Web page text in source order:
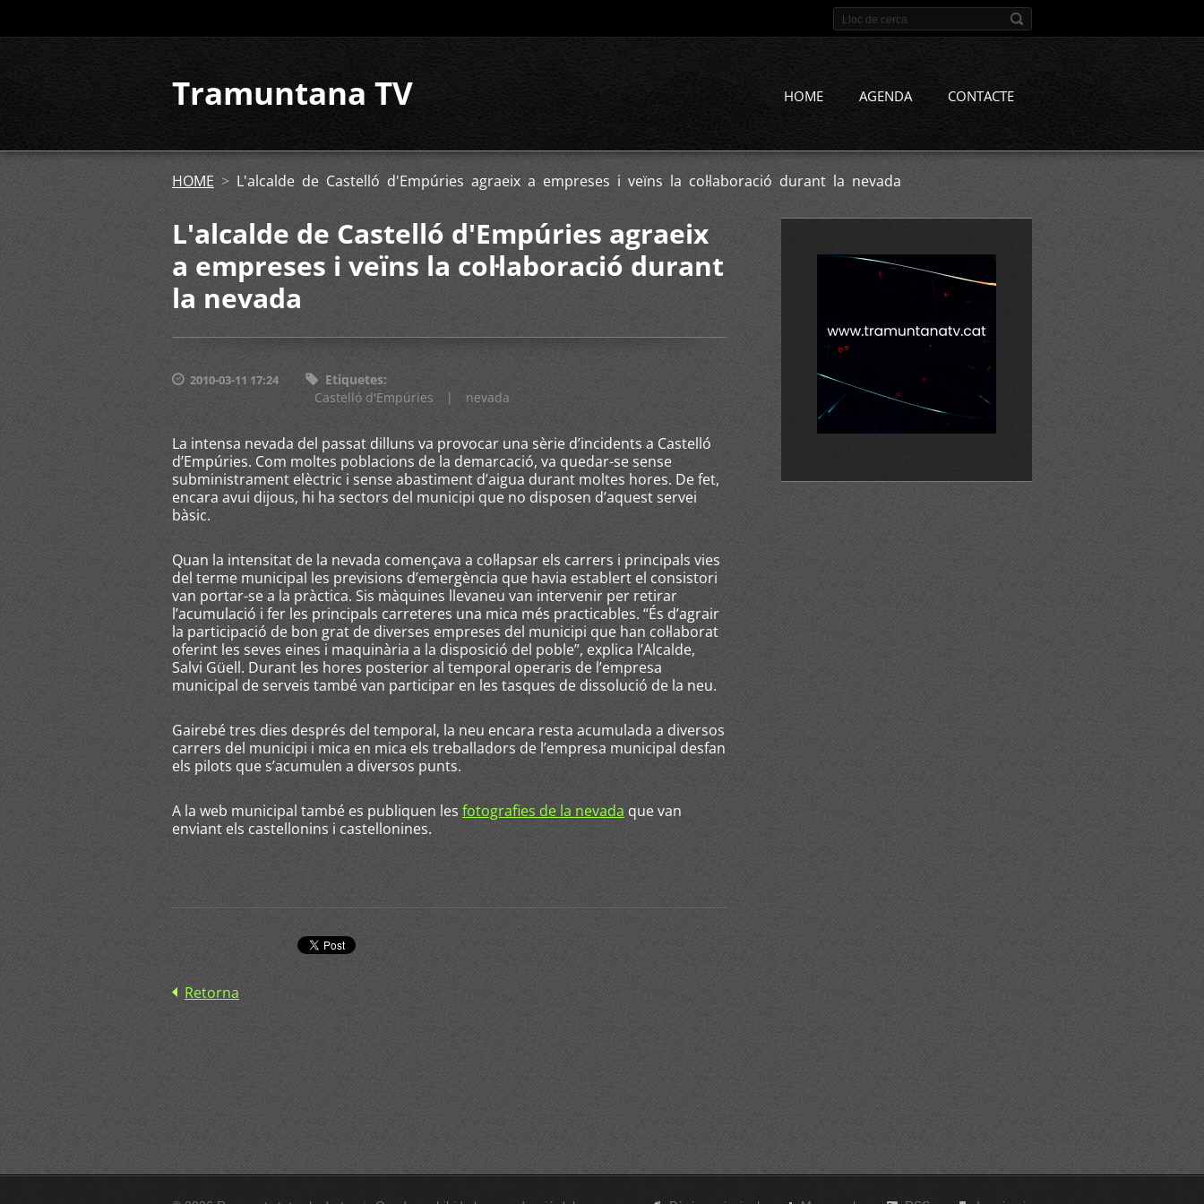
Tramuntana TV HOME AGENDA CONTACTE
HOME > L'alcalde de Castelló d'Empúries agraeix a empreses i veïns la col·laboració durant la nevada
L'alcalde de Castelló d'Empúries agraeix
a empreses i veïns la col·laboració durant
la nevada
2010-03-11 17:24 Etiquetes:
Castelló d'Empúries
| nevada
La intensa nevada del passat dilluns va provocar una sèrie d’incidents a Castelló
d’Empúries. Com moltes poblacions de la demarcació, va quedar-se sense
subministrament elèctric i sense abastiment d’aigua durant moltes hores. De fet,
encara avui dijous, hi ha sectors del municipi que no disposen d’aquest servei
bàsic.
Quan la intensitat de la nevada començava a col·lapsar els carrers i principals vies
del terme municipal les previsions d’emergència que havia establert el consistori
van portar-se a la pràctica. Sis màquines llevaneu van intervenir per retirar
l’acumulació i fer les principals carreteres una mica més practicables. “És d’agrair
la participació de bon grat de diverses empreses del municipi que han col·laborat
oferint les seves eines i maquinària a la disposició del poble”, explica l’Alcalde,
Salvi Güell. Durant les hores posterior al temporal operaris de l’empresa
municipal de serveis també van participar en les tasques de dissolució de la neu.
Gairebé tres dies després del temporal, la neu encara resta acumulada a diversos
carrers del municipi i mica en mica els treballadors de l’empresa municipal desfan
els pilots que s’acumulen a diversos punts.
A la web municipal també es publiquen lesfotografies de la nevadaque van
enviant els castellonins i castellonines.
Retorna